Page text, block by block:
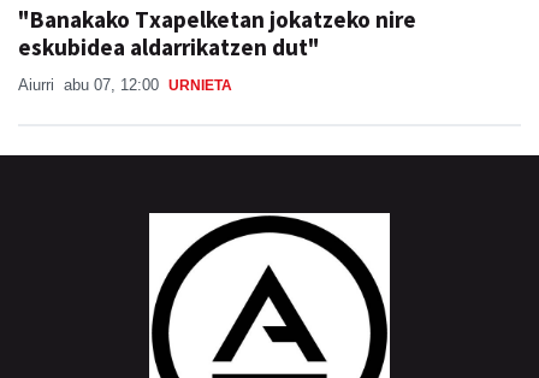
"Banakako Txapelketan jokatzeko nire
eskubidea aldarrikatzen dut"
Aiurri abu 07, 12:00 URNIETA